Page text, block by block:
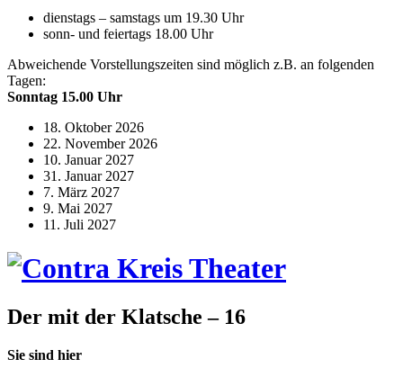
dienstags – samstags um 19.30 Uhr
sonn- und feiertags 18.00 Uhr
Abweichende Vorstellungszeiten sind möglich z.B. an folgenden
Tagen:
Sonntag 15.00 Uhr
18. Oktober 2026
22. November 2026
10. Januar 2027
31. Januar 2027
7. März 2027
9. Mai 2027
11. Juli 2027
Der mit der Klatsche – 16
Sie sind hier